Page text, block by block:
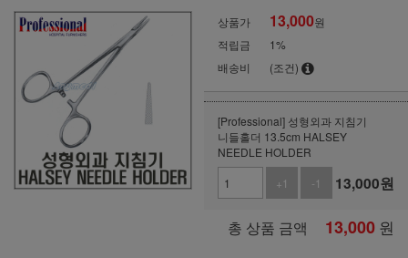
상품가 13,000원
적립금
1%
배송비
(조건)
[Professional] 성형외과 지침기
니들홀더 13.5cm HALSEY
NEEDLE HOLDER
+1
-1 13,000원
총 상품 금액 13,000 원